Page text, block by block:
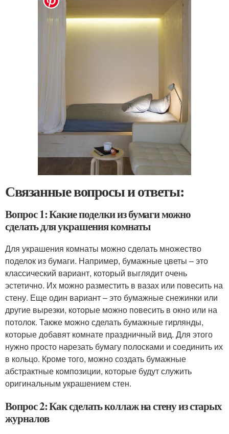
Связанные вопросы и ответы:
Вопрос 1: Какие поделки из бумаги можно
сделать для украшения комнаты
Для украшения комнаты можно сделать множество
поделок из бумаги. Например, бумажные цветы – это
классический вариант, который выглядит очень
эстетично. Их можно разместить в вазах или повесить на
стену. Еще один вариант – это бумажные снежинки или
другие вырезки, которые можно повесить в окно или на
потолок. Также можно сделать бумажные гирлянды,
которые добавят комнате праздничный вид. Для этого
нужно просто нарезать бумагу полосками и соединить их
в кольцо. Кроме того, можно создать бумажные
абстрактные композиции, которые будут служить
оригинальным украшением стен.
Вопрос 2: Как сделать коллаж на стену из старых
журналов